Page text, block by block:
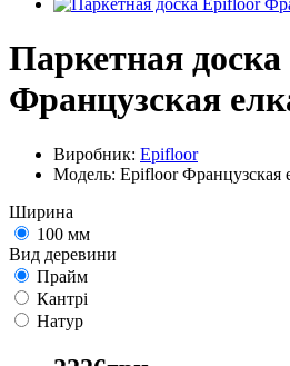
Паркетная
Французская
Виробник: Epifloor
Модель: Еpifloor Французская
Ширина
100 мм
Вид деревини
Прайм
Кантрі
Натур